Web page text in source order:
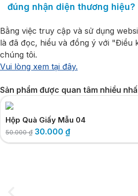
đúng nhận diện thương hiệu?
Bằng việc truy cập và sử dụng
là đã đọc, hiểu và đồng ý với "Điều
chúng tôi.
Vui lòng xem tại đây.
Sản phẩm được quan tâm nhiều
Hộp Quà Giấy Mẫu 04
50.000₫ 30.000 ₫